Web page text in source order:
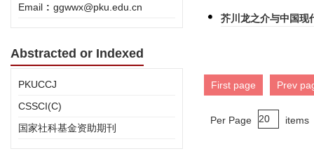
Email : ggwwx@pku.edu.cn
Abstracted or Indexed
PKUCCJ
CSSCI(C)
国家社科基金资助期刊
芥川龙之介与中国
First page Prev
Per Page items